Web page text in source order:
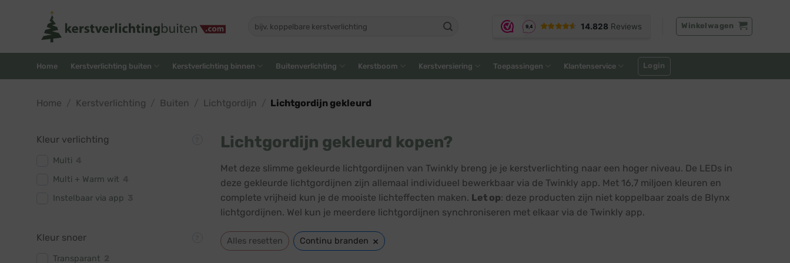
naar:
Winkelwagen
Home Kerstverlichting buiten Kerstverlichting binnen Buitenverlichting Kerstboom Kerstversiering Toepassingen Klantenservice Login
Home Kerstverlichting Buiten Lichtgordijn Lichtgordijn gekleurd
Kleur verlichting
Multi
Multi + Warm wit
Instelbaar via app
Kleur snoer
Transparant
Lichtgordijn gekleurd kopen?
Met deze slimme gekleurde lichtgordijnen van Twinkly breng je je kerstverlichting naar een hoger niveau. De LEDs in
deze gekleurde lichtgordijnen zijn allemaal individueel bewerkbaar via de Twinkly app. Met 16,7 miljoen kleuren en
complete vrijheid kun je de mooiste lichteffecten maken. Let op: deze producten zijn niet koppelbaar zoals de Blynx
lichtgordijnen. Wel kun je meerdere lichtgordijnen synchroniseren met elkaar via de Twinkly app.
Alles resetten Continu branden ×